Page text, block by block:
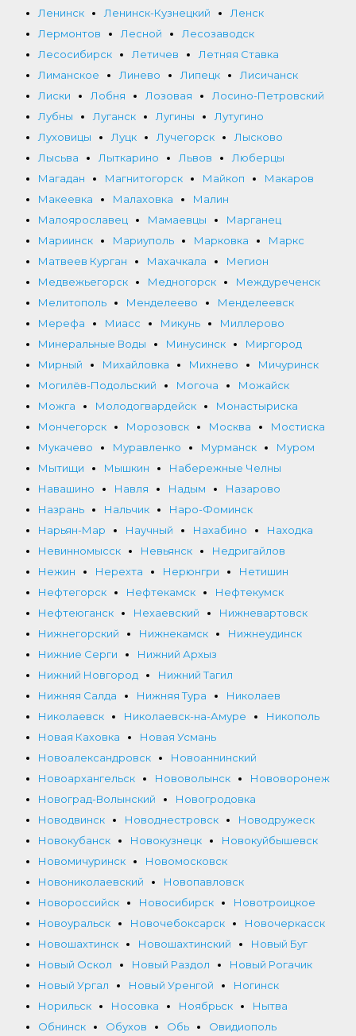
Ленинск
Ленинск-Кузнецкий
Ленск
Лермонтов
Лесной
Лесозаводск
Лесосибирск
Летичев
Летняя Ставка
Лиманское
Линево Липецк
Лисичанск
Лиски
Лобня Лозовая
Лосино-Петровский
Лубны
Луганск Лугины
Лутугино
Луховицы
Луцк Лучегорск
Лысково
Лысьва
Лыткарино Львов
Люберцы
Магадан
Магнитогорск Майкоп
Макаров
Макеевка
Малаховка
Малин
Малоярославец
Мамаевцы
Марганец
Мариинск
Мариуполь Марковка
Маркс
Матвеев Курган
Махачкала
Мегион
Медвежьегорск
Медногорск
Междуреченск
Мелитополь
Менделеево
Менделеевск
Мерефа
Миасс Микунь
Миллерово
Минеральные Воды
Минусинск
Миргород
Мирный
Михайловка Михнево
Мичуринск
Могилёв-Подольский
Могоча
Можайск
Можга
Молодогвардейск
Монастыриска
Мончегорск
Морозовск Москва
Мостиска
Мукачево
Муравленко Мурманск
Муром
Мытищи
Мышкин
Набережные Челны
Навашино
Навля Надым
Назарово
Назрань
Нальчик
Наро-Фоминск
Нарьян-Мар
Научный Нахабино
Находка
Невинномысск
Невьянск
Недригайлов
Нежин
Нерехта Нерюнгри
Нетишин
Нефтегорск
Нефтекамск
Нефтекумск
Нефтеюганск
Нехаевский
Нижневартовск
Нижнегорский
Нижнекамск
Нижнеудинск
Нижние Серги
Нижний Архыз
Нижний Новгород
Нижний Тагил
Нижняя Салда
Нижняя Тура
Николаев
Николаевск
Николаевск-на-Амуре
Никополь
Новая Каховка
Новая Усмань
Новоалександровск
Новоаннинский
Новоархангельск
Нововолынск
Нововоронеж
Новоград-Волынский
Новогродовка
Новодвинск
Новоднестровск
Новодружеск
Новокубанск
Новокузнецк
Новокуйбышевск
Новомичуринск
Новомосковск
Новониколаевский
Новопавловск
Новороссийск
Новосибирск
Новотроицкое
Новоуральск
Новочебоксарск
Новочеркасск
Новошахтинск
Новошахтинский
Новый Буг
Новый Оскол
Новый Раздол
Новый Рогачик
Новый Ургал
Новый Уренгой
Ногинск
Норильск
Носовка Ноябрьск
Нытва
Обнинск
Обухов Обь
Овидиополь